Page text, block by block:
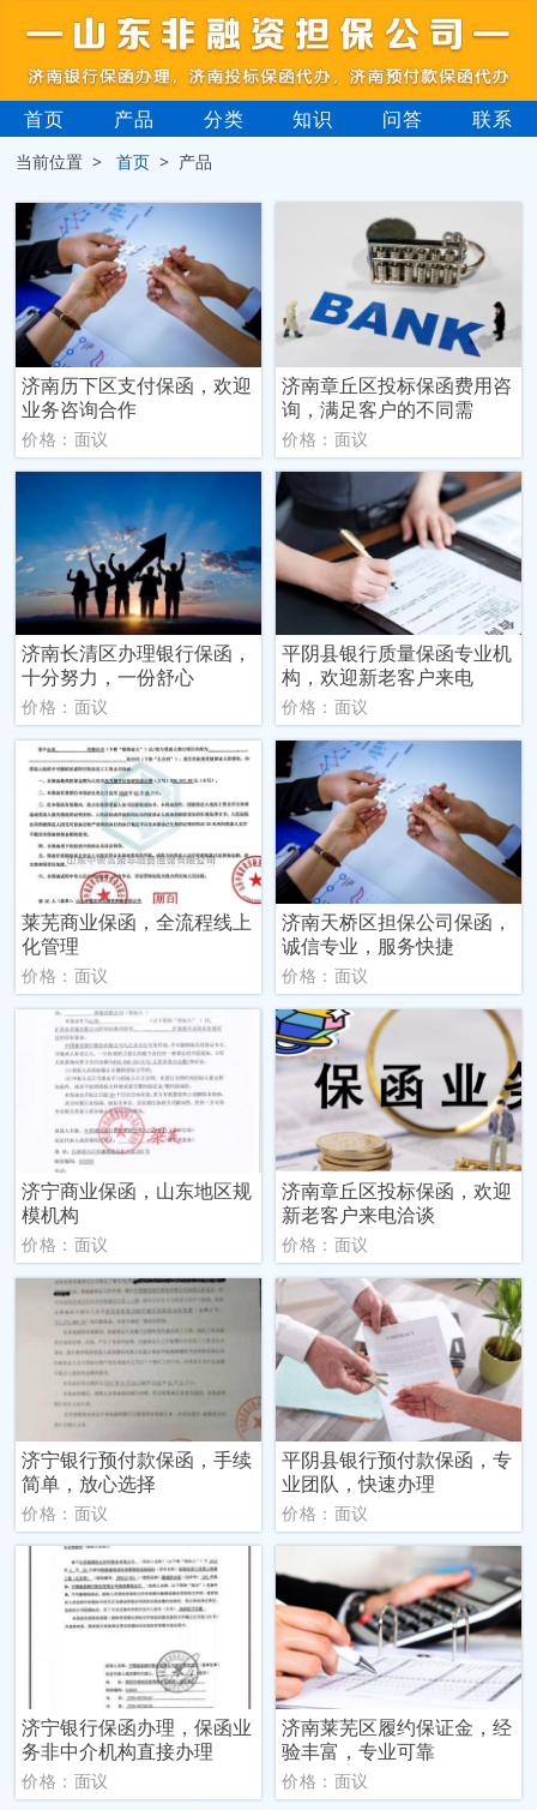
首页 产品 分类 知识 问答 联系
当前位置 >首页 > 产品
济南历下区支付保函，欢迎
业务咨询合作
价格：面议
济南章丘区投标保函费用咨
询，满足客户的不同需
价格：面议
济南长清区办理银行保函，
十分努力，一份舒心
价格：面议
平阴县银行质量保函专业机
构，欢迎新老客户来电
价格：面议
莱芜商业保函，全流程线上
化管理
价格：面议
济南天桥区担保公司保函，
诚信专业，服务快捷
价格：面议
济宁商业保函，山东地区规
模机构
价格：面议
济南章丘区投标保函，欢迎
新老客户来电洽谈
价格：面议
济宁银行预付款保函，手续
简单，放心选择
价格：面议
平阴县银行预付款保函，专
业团队，快速办理
价格：面议
济宁银行保函办理，保函业
务非中介机构直接办理
价格：面议
济南莱芜区履约保证金，经
验丰富，专业可靠
价格：面议